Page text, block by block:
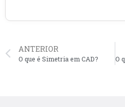
ANTERIOR
O que é Simetria em CAD?